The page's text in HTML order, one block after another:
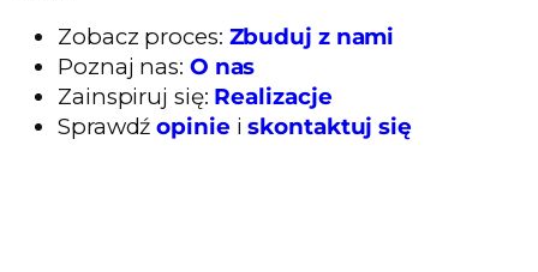
Zobacz proces: Zbuduj z nami
Poznaj nas: O nas
Zainspiruj się: Realizacje
Sprawdźopinie iskontaktuj się